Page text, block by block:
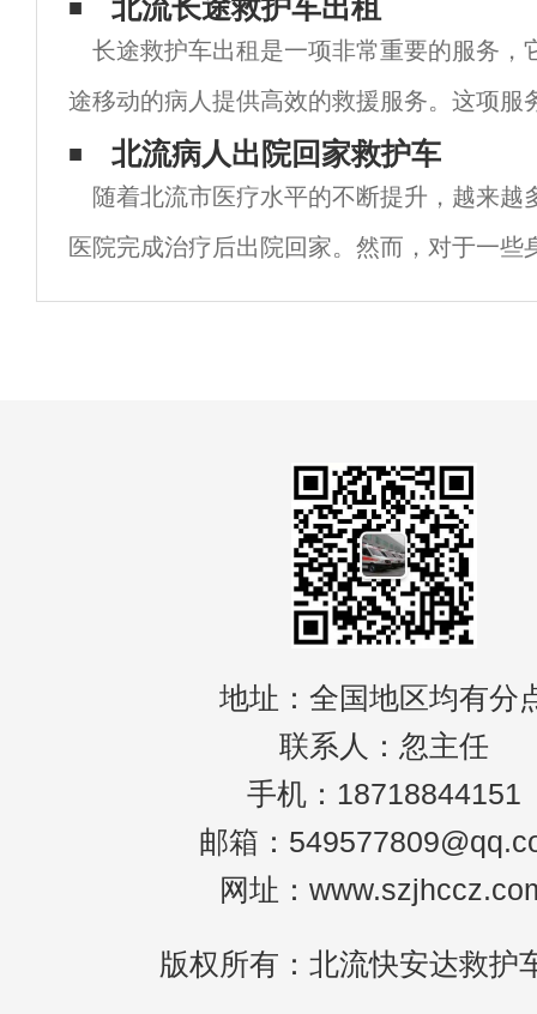
北流救护车转运的优势、特点以及它对北流
北流长途救护车出租
长途救护车出租是一项非常重要的服务，
途移动的病人提供高效的救援服务。这项服
救护车公司提供，他们拥有先进的救护设备
护人员，能够为病人提供全方位的医疗保障
北流病人出院回家救护车
随着北流市医疗水平的不断提升，越来越
医院完成治疗后出院回家。然而，对于一些
察或无法自行前往医院的病人来说，如何安
地址：全国地区均有分
联系人：忽主任
手机：18718844151
邮箱：
网址：
版权所有：北流快安达救护